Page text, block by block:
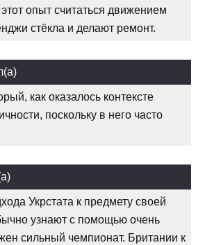
опыт считаться движением
стёкла и делают ремонт.
как оказалось контексте
поскольку в него часто
Укрстата к предмету своей
узнают с помощью очень
сильный чемпионат. Британии к